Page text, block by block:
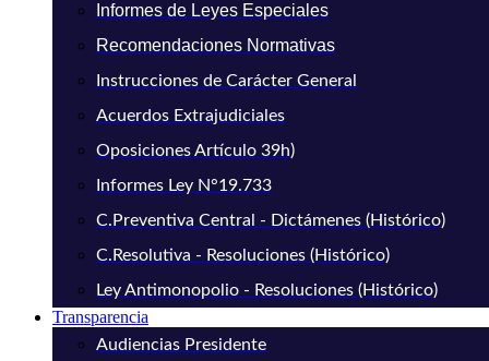
Informes de Leyes Especiales
Recomendaciones Normativas
Instrucciones de Carácter General
Acuerdos Extrajudiciales
Oposiciones Artículo 39h)
Informes Ley N°19.733
C.Preventiva Central - Dictámenes (Histórico)
C.Resolutiva - Resoluciones (Histórico)
Ley Antimonopolio - Resoluciones (Histórico)
Transparencia
Audiencias Presidente